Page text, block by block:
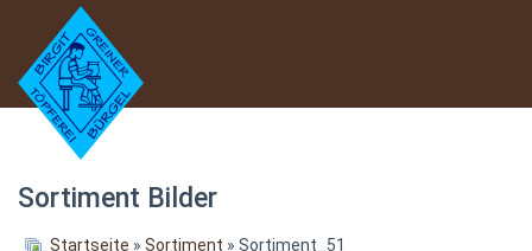
Sortiment Bilder
Startseite » Sortiment » Sortiment_51